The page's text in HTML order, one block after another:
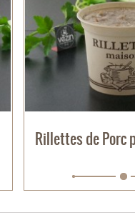
Rillettes de Porc